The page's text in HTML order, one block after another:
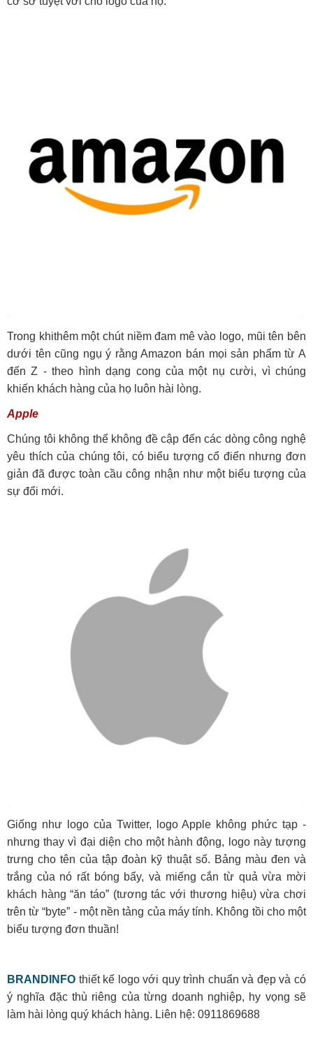
Trong khithêm một chút niềm đam mê vào logo, mũi tên bên
dưới tên cũng ngụ ý rằng Amazon bán mọi sản phẩm từ A
đến Z - theo hình dạng cong của một nụ cười, vì chúng
khiến khách hàng của họ luôn hài lòng.
Apple
Chúng tôi không thể không đề cập đến các dòng công nghệ
yêu thích của chúng tôi, có biểu tượng cổ điển nhưng đơn
giản đã được toàn cầu công nhận như một biểu tượng của
sự đổi mới.
Giống như logo của Twitter, logo Apple không phức tạp -
nhưng thay vì đại diện cho một hành động, logo này tượng
trưng cho tên của tập đoàn kỹ thuật số. Bảng màu đen và
trắng của nó rất bóng bẩy, và miếng cắn từ quả vừa mời
khách hàng “ăn táo” (tương tác với thương hiệu) vừa chơi
trên từ “byte” - một nền tảng của máy tính. Không tồi cho một
biểu tượng đơn thuần!
BRANDINFO thiết kế logo với quy trình chuẩn và đẹp và có
ý nghĩa đặc thù riêng của từng doanh nghiệp, hy vọng sẽ
làm hài lòng quý khách hàng. Liên hệ: 0911869688